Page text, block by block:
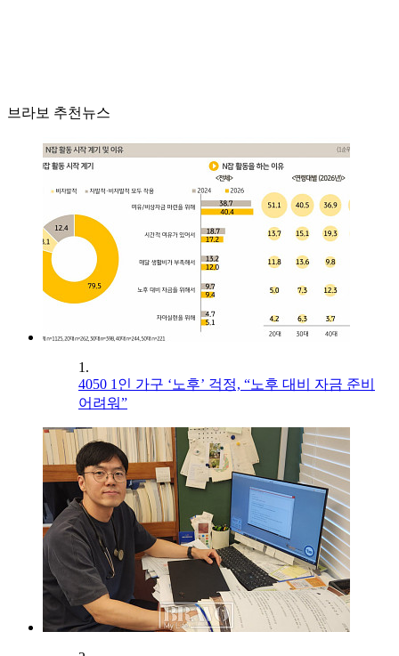
브라보 추천뉴스
1.
4050 1인 가구 ‘노후’ 걱정, “노후 대비 자금 준비
어려워”